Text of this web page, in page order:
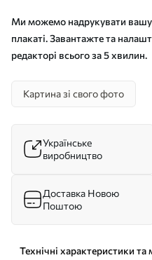
Ми можемо надрукувати
плакаті. Завантажте та
редакторі всього за 5 хвилин.
Картина зі свого фото
Українське
виробництво
Доставка Новою
Поштою
Технічні характеристики та